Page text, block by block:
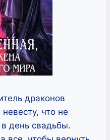
драконов
что не
день свадьбы.